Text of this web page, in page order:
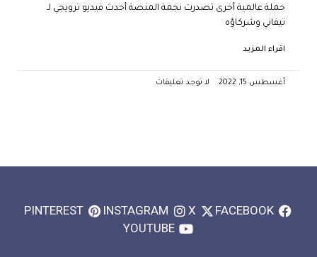
حملة عالمية أخرى تصدرت نجمة المنصة أحدث فيديو ترويجي لـ
تيفاني وشركاؤه
اقراء المزيد
أغسطس 15, 2022 لا توجد تعليقات
FACEBOOK
X
INSTAGRAM
PINTEREST
YOUTUBE